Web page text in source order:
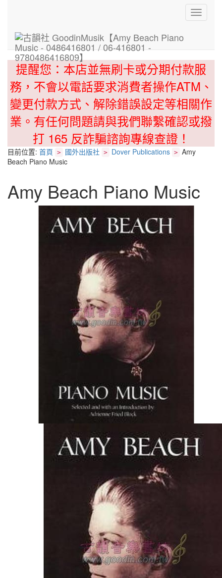
Toggle
提醒您：本店並無刷卡或分期付款服
務，不會以電話要求消費者操作ATM、
變更付款方式、解除錯誤設定等相關作
業。有任何問題請與我們聯繫確認或撥
打 165 反詐騙諮詢專線查證！
目前位置: 首頁 > 國外出版社 > Dover Publications > Amy
Beach Piano Music
Amy Beach Piano Music